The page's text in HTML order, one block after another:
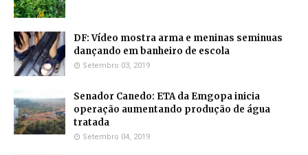
DF: Vídeo mostra arma e meninas seminuas
dançando em banheiro de escola
Setembro 03, 2019
Senador Canedo: ETA da Emgopa inicia
operação aumentando produção de água
tratada
Setembro 04, 2019